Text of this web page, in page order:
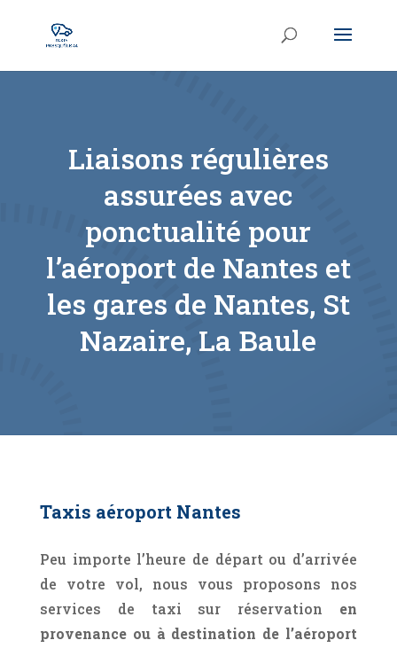
Liaisons régulières
assurées avec
ponctualité pour
l’aéroport de Nantes et
les gares de Nantes, St
Nazaire, La Baule
Taxis aéroport Nantes
Peu importe l’heure de départ ou d’arrivée
de votre vol, nous vous proposons nos
services de taxi sur réservation en
provenance ou à destination de l’aéroport